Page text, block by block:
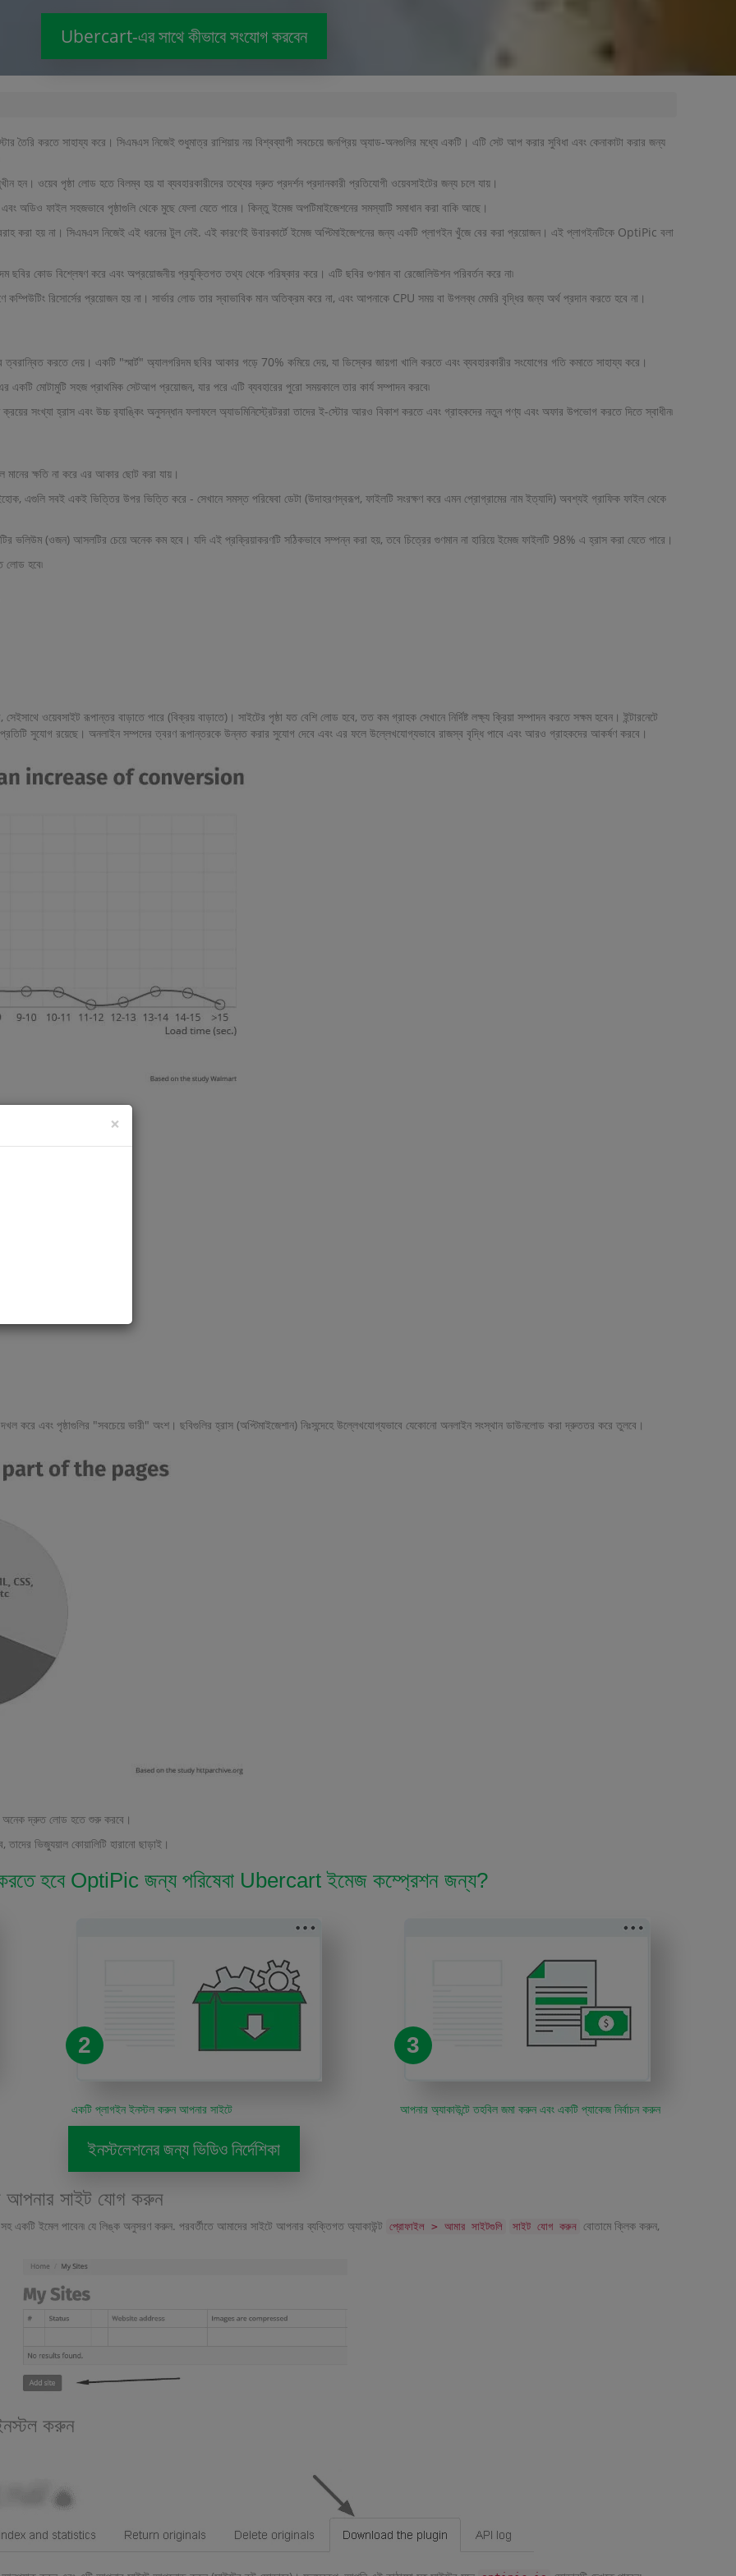
Ubercart-এর সাথে কীভাবে সংযোগ করবেন
সাহায্য করে। সিএমএস নিজেই শুধুমাত্র রাশিয়ায় নয় বিশ্বব্যাপী সবচেয়ে জনপ্রিয় অ্যাড-অনগুলির মধ্যে একটি। এটি সেট আপ করার সুবিধা এবং কেনাকাটা করার জন্য
হন। ওয়েব পৃষ্ঠা লোড হতে বিলম্ব হয় যা ব্যবহারকারীদের তথ্যের দ্রুত প্রদর্শন প্রদানকারী প্রতিযোগী ওয়েবসাইটের জন্য চলে যায়।
অডিও ফাইল সহজভাবে পৃষ্ঠাগুলি থেকে মুছে ফেলা যেতে পারে। কিন্তু ইমেজ অপটিমাইজেশনের সমস্যাটি সমাধান করা বাকি আছে।
করা হয় না। সিএমএস নিজেই এই ধরনের টুল নেই. এই কারণেই উবারকার্টে ইমেজ অপ্টিমাইজেশনের জন্য একটি প্লাগইন খুঁজে বের করা প্রয়োজন। এই প্লাগইনটিকে OptiPic বলা
কোড বিশ্লেষণ করে এবং অপ্রয়োজনীয় প্রযুক্তিগত তথ্য থেকে পরিষ্কার করে। এটি ছবির গুণমান বা রেজোলিউশন পরিবর্তন করে না৷
রিসোর্সের প্রয়োজন হয় না। সার্ভার লোড তার স্বাভাবিক মান অতিক্রম করে না, এবং আপনাকে CPU সময় বা উপলব্ধ মেমরি বৃদ্ধির জন্য অর্থ প্রদান করতে হবে না।
করতে দেয়। একটি "স্মার্ট" অ্যালগরিদম ছবির আকার গড়ে 70% কমিয়ে দেয়, যা ডিস্কের জায়গা খালি করতে এবং ব্যবহারকারীর সংযোগের গতি কমাতে সাহায্য করে।
মোটামুটি সহজ প্রাথমিক সেটআপ প্রয়োজন, যার পরে এটি ব্যবহারের পুরো সময়কালে তার কার্য সম্পাদন করবে৷
সংখ্যা হ্রাস এবং উচ্চ র‌্যাঙ্কিং অনুসন্ধান ফলাফলে অ্যাডমিনিস্ট্রেটররা তাদের ই-স্টোর আরও বিকাশ করতে এবং গ্রাহকদের নতুন পণ্য এবং অফার উপভোগ করতে দিতে স্বাধীন৷
মানের ক্ষতি না করে এর আকার ছোট করা যায়।
এগুলি সবই একই ভিত্তির উপর ভিত্তি করে - সেখানে সমস্ত পরিষেবা ডেটা (উদাহরণস্বরূপ, ফাইলটি সংরক্ষণ করে এমন প্রোগ্রামের নাম ইত্যাদি) অবশ্যই গ্রাফিক ফাইল থেকে
ভলিউম (ওজন) আসলটির চেয়ে অনেক কম হবে। যদি এই প্রক্রিয়াকরণটি সঠিকভাবে সম্পন্ন করা হয়, তবে চিত্রের গুণমান না হারিয়ে ইমেজ ফাইলটি 98% এ হ্রাস করা যেতে পারে।
লোড হবে৷
ওয়েবসাইট রূপান্তর বাড়াতে পারে (বিক্রয় বাড়াতে)। সাইটের পৃষ্ঠা যত বেশি লোড হবে, তত কম গ্রাহক সেখানে নির্দিষ্ট লক্ষ্য ক্রিয়া সম্পাদন করতে সক্ষম হবেন। ইন্টারনেটে
সুযোগ রয়েছে। অনলাইন সম্পদের ত্বরণ রূপান্তরকে উন্নত করার সুযোগ দেবে এবং এর ফলে উল্লেখযোগ্যভাবে রাজস্ব বৃদ্ধি পাবে এবং আরও গ্রাহকদের আকর্ষণ করবে।
সংরক্ষিত হতে থাকবে।
দক্ষতার প্রয়োজন নেই।
করে এবং পৃষ্ঠাগুলির "সবচেয়ে ভারী" অংশ। ছবিগুলির হ্রাস (অপ্টিমাইজেশান) নিঃসন্দেহে উল্লেখযোগ্যভাবে যেকোনো অনলাইন সংস্থান ডাউনলোড করা দ্রুততর করে তুলবে।
অনেক দ্রুত লোড হতে শুরু করবে।
ভিজ্যুয়াল কোয়ালিটি হারানো ছাড়াই।
করতে হবে OptiPic জন্য পরিষেবা Ubercart ইমেজ কম্প্রেশন জন্য?
2
একটি প্লাগইন ইনস্টল করুন আপনার সাইটে
3
আপনার অ্যাকাউন্টে তহবিল জমা করুন এবং একটি প্যাকেজ নির্বাচন করুন
ইনস্টলেশনের জন্য ভিডিও নির্দেশিকা
আপনার সাইট যোগ করুন
একটি ইমেল পাবেন৷ যে লিঙ্ক অনুসরণ করুন. পরবর্তীতে আমাদের সাইটে আপনার ব্যক্তিগত অ্যাকাউন্ট প্রোফাইল > আমার সাইটগুলি সাইট যোগ করুন বোতামে ক্লিক করুন,
করুন
×